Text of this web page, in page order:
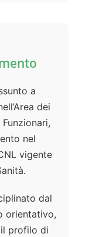
a
dei
nel
vigente
dal
orientativo,
profilo di